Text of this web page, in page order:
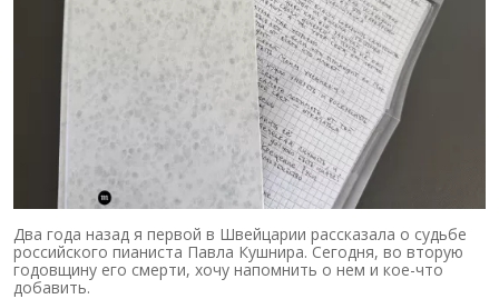
Два года назад я первой в Швейцарии рассказала о судьбе
российского пианиста Павла Кушнира. Сегодня, во вторую
годовщину его смерти, хочу напомнить о нем и кое-что
добавить.